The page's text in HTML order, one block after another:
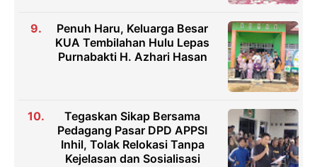
Penuh Haru, Keluarga Besar
KUA Tembilahan Hulu Lepas
Purnabakti H. Azhari Hasan
Tegaskan Sikap Bersama
Pedagang Pasar DPD APPSI
Inhil, Tolak Relokasi Tanpa
Kejelasan dan Sosialisasi